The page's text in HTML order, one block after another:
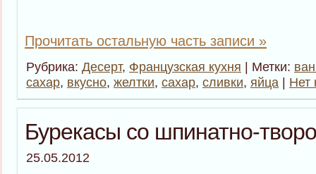
Прочитать остальную часть записи »
Рубрика: Десерт, Французская кухня | Метки:
сахар, вкусно, желтки, сахар, сливки, яйца | Нет
Бурекасы со шпинатно-
25.05.2012